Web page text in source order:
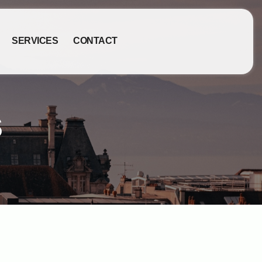
SERVICES CONTACT